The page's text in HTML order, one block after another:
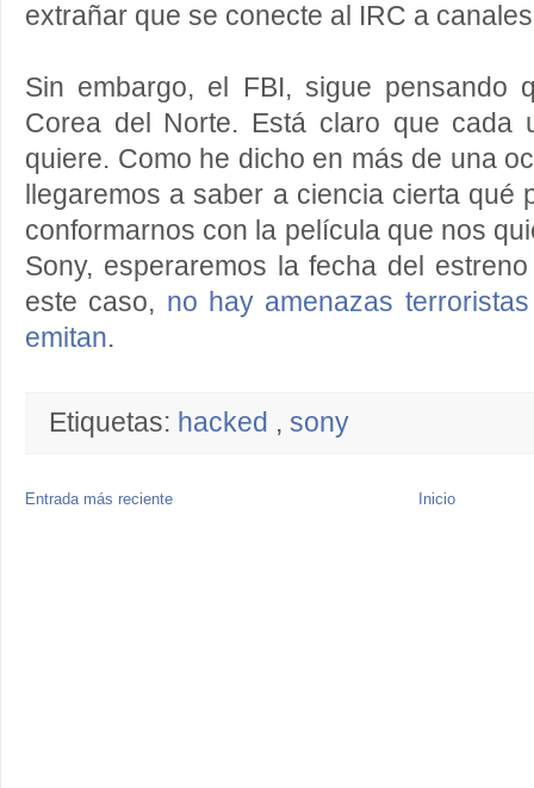
extrañar que se conecte al IRC a
Sin embargo, el FBI, sigue pensando
Corea del Norte. Está claro que cada
quiere. Como he dicho en más de una
llegaremos a saber a ciencia cierta qué
conformarnos con la película que nos
Sony, esperaremos la fecha del
este caso, no hay amenazas
emitan.
Etiquetas: hacked , sony
Entrada más reciente Inicio